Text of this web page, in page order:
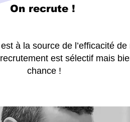
On recrute !
à la source de l’efficacité
est sélectif mais
chance !